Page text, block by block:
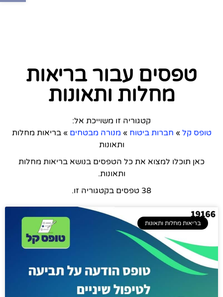
טפסים עבור בריאות
מחלות ותאונות
קטגוריה זו משוייכת אל:
טופס קל » חברות ביטוח » מנורה מבטחים » בריאות מחלות
ותאונות
כאן תוכלו למצוא את כל הטפסים בנושא בריאות מחלות
ותאונות.
38 טפסים בקטגוריה זו.
בריאות מחלות ותאונות